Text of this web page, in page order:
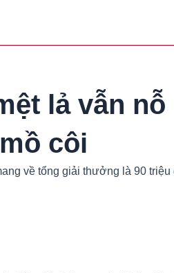
lả vẫn
côi
về tổng giải thưởng là 90 triệu